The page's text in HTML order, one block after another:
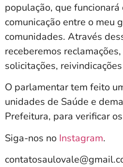
população, que funcionará
comunicação entre o meu
comunidades. Através
receberemos
solicitações,
O parlamentar tem feito
unidades de Saúde e
Prefeitura, para verificar
Siga-nos no Instagram.